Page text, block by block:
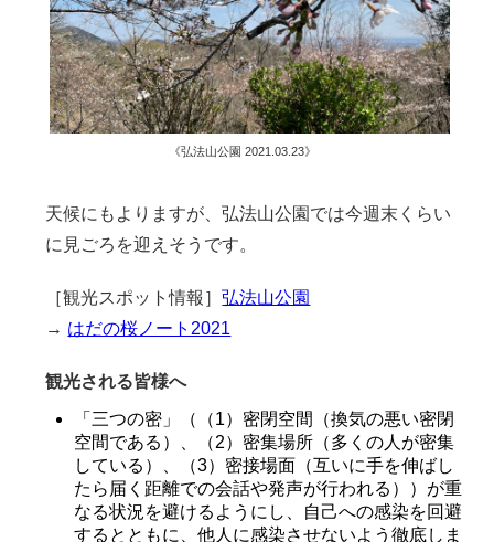
《弘法山公園 2021.03.23》
天候にもよりますが、弘法山公園では今週末くらい
に見ごろを迎えそうです。
［観光スポット情報］弘法山公園
→ はだの桜ノート2021
観光される皆様へ
「三つの密」（（1）密閉空間（換気の悪い密閉
空間である）、（2）密集場所（多くの人が密集
している）、（3）密接場面（互いに手を伸ばし
たら届く距離での会話や発声が行われる））が重
なる状況を避けるようにし、自己への感染を回避
するとともに、他人に感染させないよう徹底しま